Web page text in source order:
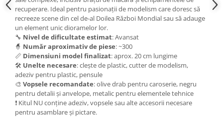
Vallejo Auxiliaries
Vallejo Acrylic Textures
Vopsea la sticluta
Vallejo Liquid Gold
Vallejo Surface Primer
Vallejo Weathering Effects
Vallejo Model Wash
Vallejo Metal Color
AK Interactive
recuperare. Ideal pentru pasionații de modelism care doresc să
recreeze scene din cel de-al Doilea Război Mondial sau să adauge
un element unic dioramelor lor.
🔧 Nivel de dificultate estimat: Avansat
🧙 Număr aproximativ de piese: ~300
📏 Dimensiuni model finalizat: aprox. 20 cm lungime
🛠️ Unelte necesare: clește de plastic, cutter de modelism,
adeziv pentru plastic, pensule
🎨 Vopsele recomandate: olive drab pentru caroserie, negru
pentru detalii și anvelope, metalic pentru elementele tehnice
❗ Kitul NU conține adeziv, vopsele sau alte accesorii necesare
pentru asamblare și pictare.